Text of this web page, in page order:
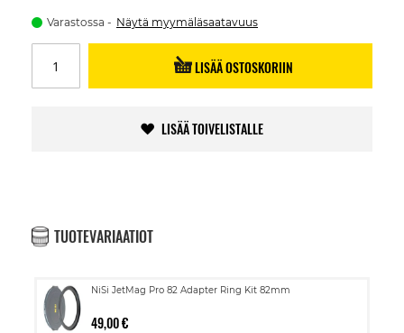
Varastossa Näytä myymäläsaatavuus
LISÄÄ OSTOSKORIIN
LISÄÄ TOIVELISTALLE
TUOTEVARIAATIOT
NiSi JetMag Pro 82 Adapter Ring Kit 82mm
49,00 €